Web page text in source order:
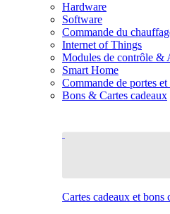
Hardware
Software
Commande du
Internet of Things
Modules de contrôle &
Smart Home
Commande de portes
Bons & Cartes cadeaux
Cartes cadeaux et bons